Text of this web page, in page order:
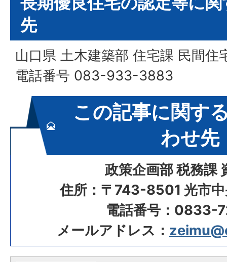
先
山口県 土木建築部 住宅課 民間住
電話番号 083-933-3883
この記事に関す
わせ先
政策企画部 税務課
住所：〒743-8501 光市中
電話番号：0833-
メールアドレス：